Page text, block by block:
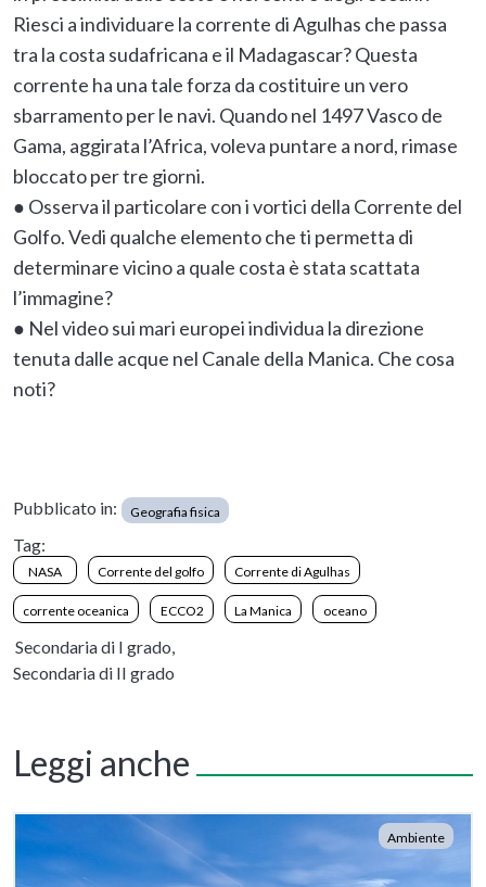
Riesci a individuare la corrente di Agulhas che passa
tra la costa sudafricana e il Madagascar? Questa
corrente ha una tale forza da costituire un vero
sbarramento per le navi. Quando nel 1497 Vasco de
Gama, aggirata l’Africa, voleva puntare a nord, rimase
bloccato per tre giorni.
● Osserva il particolare con i vortici della Corrente del
Golfo. Vedi qualche elemento che ti permetta di
determinare vicino a quale costa è stata scattata
l’immagine?
● Nel video sui mari europei individua la direzione
tenuta dalle acque nel Canale della Manica. Che cosa
noti?
Pubblicato in: Geografia fisica
Tag:
NASA Corrente del golfo Corrente di Agulhas
corrente oceanica ECCO2 La Manica oceano
Secondaria di I grado,
Secondaria di II grado
Leggi anche
Ambiente